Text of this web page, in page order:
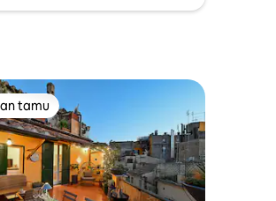
tamu terpopuler
tamu